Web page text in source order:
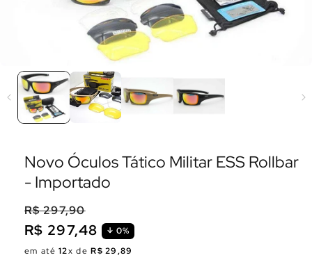
Novo Óculos Tático Militar ESS Rollbar
- Importado
Preço
normal
R$ 297,48 0%
Preço
promocional
R$ 297,90
em até12x deR$ 29,89